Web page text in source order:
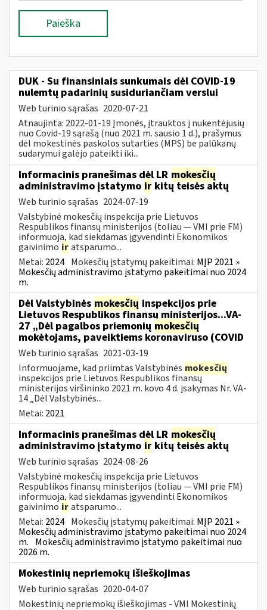
Paieška
DUK - Su finansiniais sunkumais dėl COVID-19
nulemtų padarinių susiduriančiam verslui
Web turinio sąrašas 2020-07-21
Atnaujinta: 2022-01-19 Įmonės, įtrauktos į nukentėjusių
nuo Covid-19 sąrašą (nuo 2021 m. sausio 1 d.), prašymus
dėl mokestinės paskolos sutarties (MPS) be palūkanų
sudarymui galėjo pateikti iki...
Informacinis pranešimas dėl LR mokesčių
administravimo įstatymo ir kitų teisės aktų
Web turinio sąrašas 2024-07-19
Valstybinė mokesčių inspekcija prie Lietuvos
Respublikos finansų ministerijos (toliau — VMI prie FM)
informuoja, kad siekdamas įgyvendinti Ekonomikos
gaivinimo iratsparumo...
Metai: 2024 Mokesčių įstatymų pakeitimai: MĮP 2021 »
Mokesčių administravimo įstatymo pakeitimai nuo 2024
m.
Dėl Valstybinės mokesčių inspekcijos prie
Lietuvos Respublikos finansų ministerijos...VA-
27 „Dėl pagalbos priemonių mokesčių
mokėtojams, paveiktiems koronaviruso (COVID
Web turinio sąrašas 2021-03-19
Informuojame, kad priimtas Valstybinės mokesčių
inspekcijos prie Lietuvos Respublikos finansų
ministerijos viršininko 2021 m. kovo 4 d. įsakymas Nr. VA-
14 „Dėl Valstybinės...
Metai: 2021
Informacinis pranešimas dėl LR mokesčių
administravimo įstatymo ir kitų teisės aktų
Web turinio sąrašas 2024-08-26
Valstybinė mokesčių inspekcija prie Lietuvos
Respublikos finansų ministerijos (toliau — VMI prie FM)
informuoja, kad siekdamas įgyvendinti Ekonomikos
gaivinimo iratsparumo...
Metai: 2024 Mokesčių įstatymų pakeitimai: MĮP 2021 »
Mokesčių administravimo įstatymo pakeitimai nuo 2024
m. Mokesčių administravimo įstatymo pakeitimai nuo
2026 m.
Mokestinių nepriemokų išieškojimas
Web turinio sąrašas 2020-04-07
Mokestinių nepriemokų išieškojimas - VMI Mokestinių